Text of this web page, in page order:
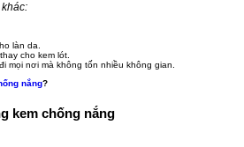
khác:
làn da.
cho kem lót.
mọi nơi mà không tốn nhiều không gian.
nắng?
kem chống nắng